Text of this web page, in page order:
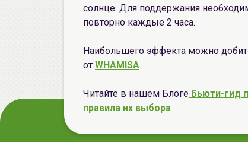
солнце. Для поддержания
повторно каждые 2 часа.
Наибольшего эффекта можно
от WHAMISA.
Читайте в нашем Блоге Бьюти-гид
правила их выбора